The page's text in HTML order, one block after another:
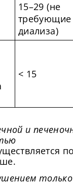
15–29 (не
требующие
диализа)
< 15
и